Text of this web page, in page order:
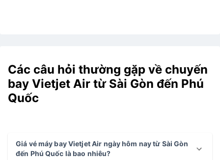
Các câu hỏi thường gặp về chuyến
bay Vietjet Air từ Sài Gòn đến Phú
Quốc
Giá vé máy bay Vietjet Air ngày hôm nay từ Sài Gòn
đến Phú Quốc là bao nhiêu?